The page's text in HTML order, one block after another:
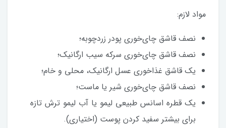
مواد لازم:
نصف قاشق چای‌خوری پودر زردچوبه؛
نصف قاشق چای‌خوری سرکه سیب ارگانیک؛
یک قاشق غذاخوری عسل ارگانیک، محلی و خام؛
نصف قاشق چای‌خوری شیر یا ماست؛
یک قطره اسانس طبیعی لیمو یا آب لیمو ترش تازه
برای بیشتر سفید کردن پوست (اختیاری).